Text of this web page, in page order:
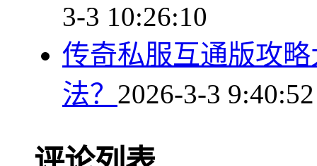
3-3 10:26:10
传奇私服互通版攻
法？ 2026-3-3 9:40:52